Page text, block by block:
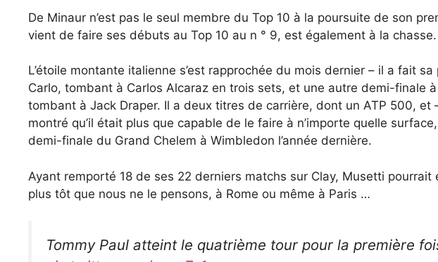
De Minaur n’est pas le seul membre du Top 10 à la poursuite de son
vient de faire ses débuts au Top 10 au n ° 9, est également à la chasse.
L’étoile montante italienne s’est rapprochée du mois dernier – il a fait
Carlo, tombant à Carlos Alcaraz en trois sets, et une autre demi-finale
tombant à Jack Draper. Il a deux titres de carrière, dont un ATP 500, et
montré qu’il était plus que capable de le faire à n’importe quelle
demi-finale du Grand Chelem à Wimbledon l’année dernière.
Ayant remporté 18 de ses 22 derniers matchs sur Clay, Musetti
plus tôt que nous ne le pensons, à Rome ou même à Paris …
Tommy Paul atteint le quatrième tour pour la première